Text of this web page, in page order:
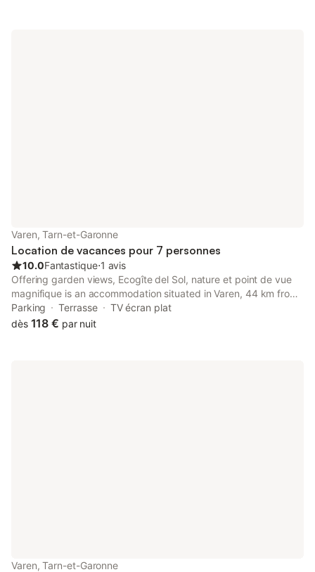
Varen, Tarn-et-Garonne
Location de vacances pour 7 personnes
10.0Fantastique⋅1 avis
Offering garden views, Ecogîte del Sol, nature et point de vue
magnifique is an accommodation situated in Varen, 44 km from
Albi Cathedral and 10 km from Najac Castle. This property
offers access to a terrace and free private parking.
Parking Terrasse
TV écran plat
dès 118 € par nuit
Varen, Tarn-et-Garonne